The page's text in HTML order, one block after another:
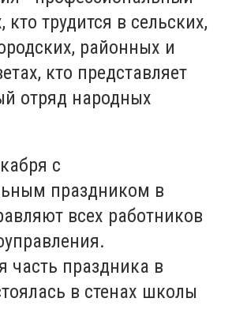
кто трудится в сельских,
районных и
кто представляет
отряд народных
с
праздником в
всех работников
часть праздника в
в стенах школы